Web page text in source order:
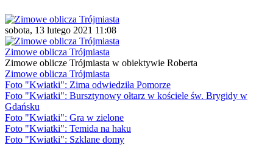
sobota, 13 lutego 2021 11:08
Zimowe oblicza Trójmiasta
Zimowe oblicze Trójmiasta w obiektywie Roberta
Zimowe oblicza Trójmiasta
Foto "Kwiatki": Zima odwiedziła Pomorze
Foto "Kwiatki": Bursztynowy ołtarz w kościele św. Brygidy w
Gdańsku
Foto "Kwiatki": Gra w zielone
Foto "Kwiatki": Temida na haku
Foto "Kwiatki": Szklane domy